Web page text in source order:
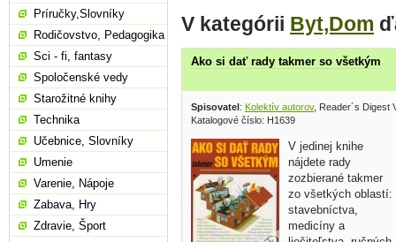
V kategórii Byt,Dom
Ako si dať rady takmer so všetkým
Spisovatel: Kolektív autorov, Reader´s Digest
Katalogové číslo: H1639
V jedinej knihe
nájdete rady
zozbierané takmer
zo všetkých oblastí:
stavebníctva,
medicíny a
Príručky,Slovníky
Rodičovstvo, Pedagogika
Sci - fi, fantasy
Spoločenské vedy
Starožitné knihy
Technika
Učebnice, Slovníky
Umenie
Varenie, Nápoje
Zabava, Hry
Zdravie, Šport